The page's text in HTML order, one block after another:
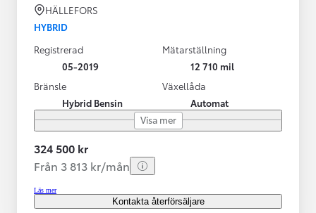
HÄLLEFORS
HYBRID
Registrerad
05-2019
Mätarställning
12 710 mil
Bränsle
Hybrid Bensin
Växellåda
Automat
Visa mer
324 500 kr
Från 3 813 kr/mån
Läs mer
Kontakta återförsäljare